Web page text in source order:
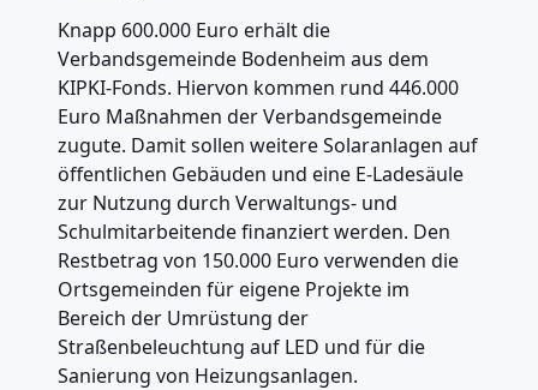
Knapp 600.000 Euro erhält die
Verbandsgemeinde Bodenheim aus dem
KIPKI-Fonds. Hiervon kommen rund 446.000
Euro Maßnahmen der Verbandsgemeinde
zugute. Damit sollen weitere Solaranlagen auf
öffentlichen Gebäuden und eine E-Ladesäule
zur Nutzung durch Verwaltungs- und
Schulmitarbeitende finanziert werden. Den
Restbetrag von 150.000 Euro verwenden die
Ortsgemeinden für eigene Projekte im
Bereich der Umrüstung der
Straßenbeleuchtung auf LED und für die
Sanierung von Heizungsanlagen.